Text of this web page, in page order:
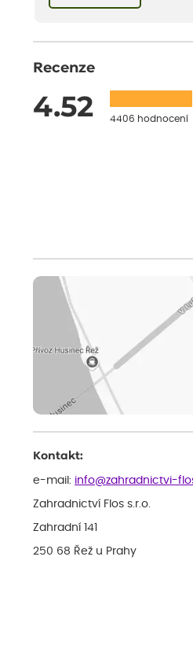
Recenze
4.52 4406 hodnocení
Kontakt:
e-mail: info@zahradnictvi-
Zahradnictví Flos s.r.o.
Zahradní 141
250 68 Řež u Prahy